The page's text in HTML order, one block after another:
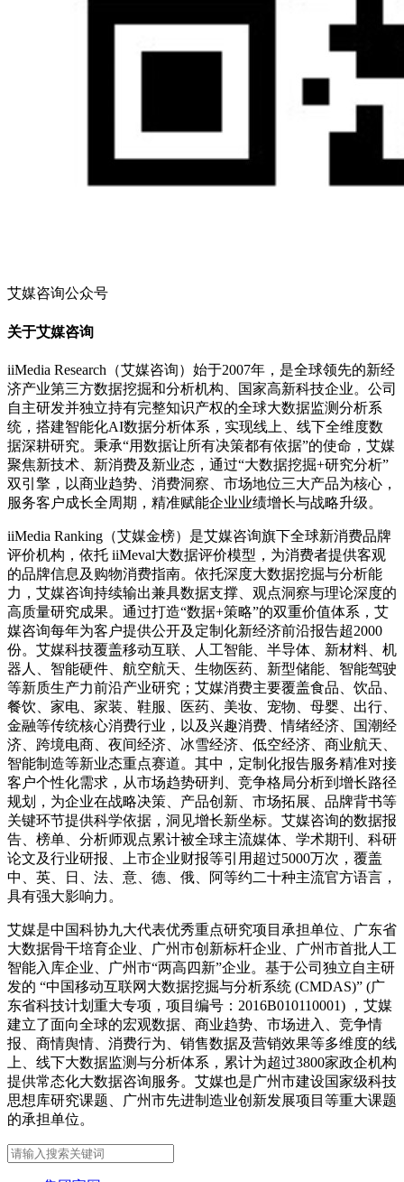
艾媒咨询公众号
关于艾媒咨询
iiMedia Research（艾媒咨询）始于2007年，是全球领先的新经
济产业第三方数据挖掘和分析机构、国家高新科技企业。公司
自主研发并独立持有完整知识产权的全球大数据监测分析系
统，搭建智能化AI数据分析体系，实现线上、线下全维度数
据深耕研究。秉承“用数据让所有决策都有依据”的使命，艾媒
聚焦新技术、新消费及新业态，通过“大数据挖掘+研究分析”
双引擎，以商业趋势、消费洞察、市场地位三大产品为核心，
服务客户成长全周期，精准赋能企业业绩增长与战略升级。
iiMedia Ranking（艾媒金榜）是艾媒咨询旗下全球新消费品牌
评价机构，依托 iiMeval大数据评价模型，为消费者提供客观
的品牌信息及购物消费指南。依托深度大数据挖掘与分析能
力，艾媒咨询持续输出兼具数据支撑、观点洞察与理论深度的
高质量研究成果。通过打造“数据+策略”的双重价值体系，艾
媒咨询每年为客户提供公开及定制化新经济前沿报告超2000
份。艾媒科技覆盖移动互联、人工智能、半导体、新材料、机
器人、智能硬件、航空航天、生物医药、新型储能、智能驾驶
等新质生产力前沿产业研究；艾媒消费主要覆盖食品、饮品、
餐饮、家电、家装、鞋服、医药、美妆、宠物、母婴、出行、
金融等传统核心消费行业，以及兴趣消费、情绪经济、国潮经
济、跨境电商、夜间经济、冰雪经济、低空经济、商业航天、
智能制造等新业态重点赛道。其中，定制化报告服务精准对接
客户个性化需求，从市场趋势研判、竞争格局分析到增长路径
规划，为企业在战略决策、产品创新、市场拓展、品牌背书等
关键环节提供科学依据，洞见增长新坐标。艾媒咨询的数据报
告、榜单、分析师观点累计被全球主流媒体、学术期刊、科研
论文及行业研报、上市企业财报等引用超过5000万次，覆盖
中、英、日、法、意、德、俄、阿等约二十种主流官方语言，
具有强大影响力。
艾媒是中国科协九大代表优秀重点研究项目承担单位、广东省
大数据骨干培育企业、广州市创新标杆企业、广州市首批人工
智能入库企业、广州市“两高四新”企业。基于公司独立自主研
发的 “中国移动互联网大数据挖掘与分析系统 (CMDAS)” (广
东省科技计划重大专项，项目编号：2016B010110001) ，艾媒
建立了面向全球的宏观数据、商业趋势、市场进入、竞争情
报、商情舆情、消费行为、销售数据及营销效果等多维度的线
上、线下大数据监测与分析体系，累计为超过3800家政企机构
提供常态化大数据咨询服务。艾媒也是广州市建设国家级科技
思想库研究课题、广州市先进制造业创新发展项目等重大课题
的承担单位。